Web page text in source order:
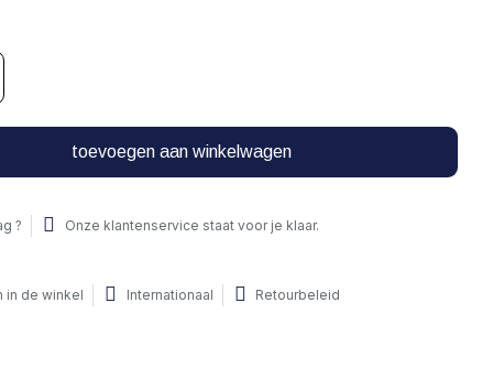
toevoegen aan winkelwagen
? Onze klantenservice staat voor je klaar.
in de winkel Internationaal Retourbeleid